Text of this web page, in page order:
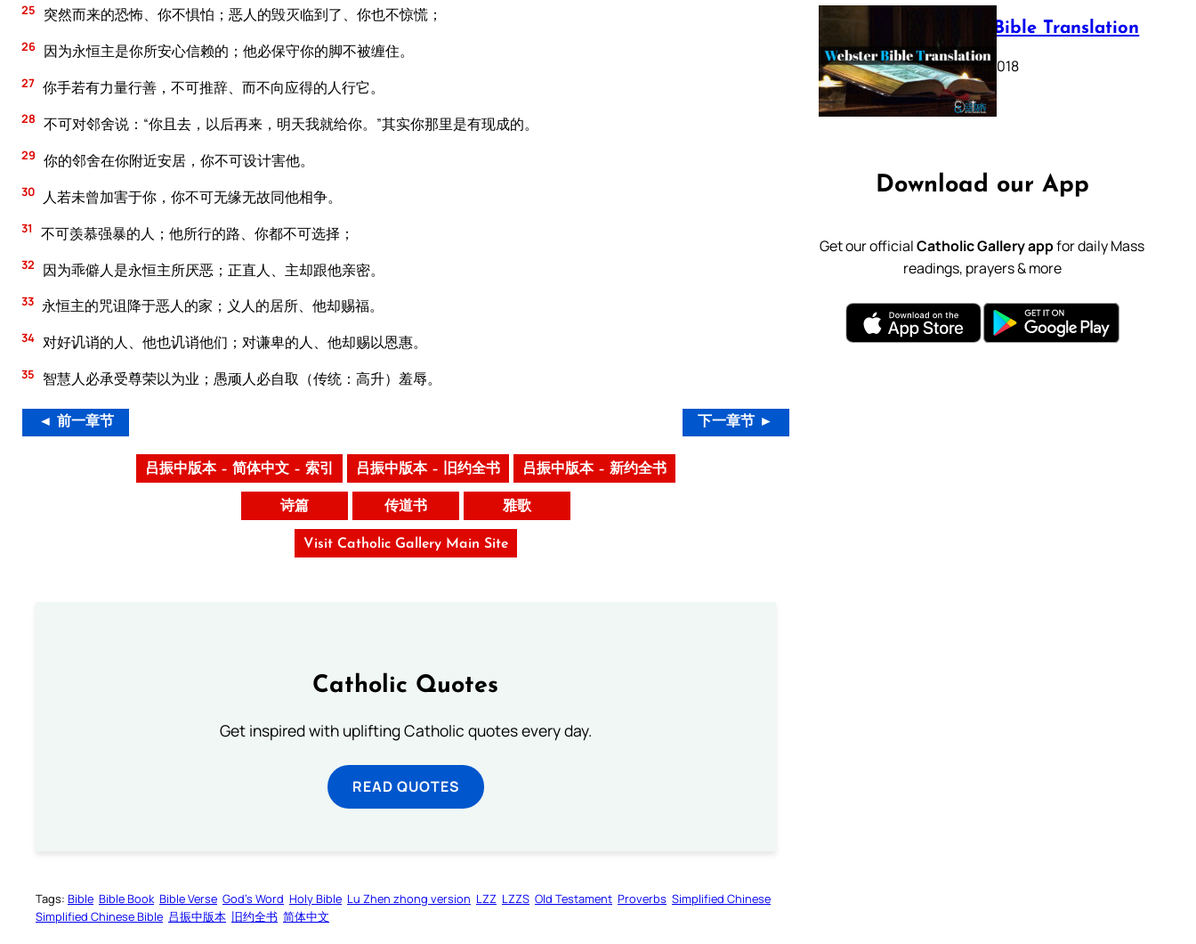
25 突然而来的恐怖、你不惧怕；恶人的毁灭临到了、你也不惊慌；
26 因为永恒主是你所安心信赖的；他必保守你的脚不被缠住。
27 你手若有力量行善，不可推辞、而不向应得的人行它。
28 不可对邻舍说：“你且去，以后再来，明天我就给你。”其实你那里是有现成的。
29 你的邻舍在你附近安居，你不可设计害他。
30 人若未曾加害于你，你不可无缘无故同他相争。
31 不可羡慕强暴的人；他所行的路、你都不可选择；
32 因为乖僻人是永恒主所厌恶；正直人、主却跟他亲密。
33 永恒主的咒诅降于恶人的家；义人的居所、他却赐福。
34 对好讥诮的人、他也讥诮他们；对谦卑的人、他却赐以恩惠。
35 智慧人必承受尊荣以为业；愚顽人必自取（传统：高升）羞辱。
◄ 前一章节 下一章节 ►
吕振中版本 – 简体中文 – 索引 吕振中版本 – 旧约全书 吕振中版本 – 新约全书
诗篇 传道书 雅歌
Visit Catholic Gallery Main Site
Catholic Quotes
Get inspired with uplifting Catholic quotes every day.
READ QUOTES
Tags: Bible Bible Book Bible Verse God’s Word Holy Bible Lu Zhen zhong version LZZ LZZS Old Testament Proverbs Simplified Chinese
Simplified Chinese Bible 吕振中版本 旧约全书 简体中文
Webster Bible Translation
October 11, 2018
Download our App
Get our officialCatholic Gallery appfor daily Mass
readings, prayers & more